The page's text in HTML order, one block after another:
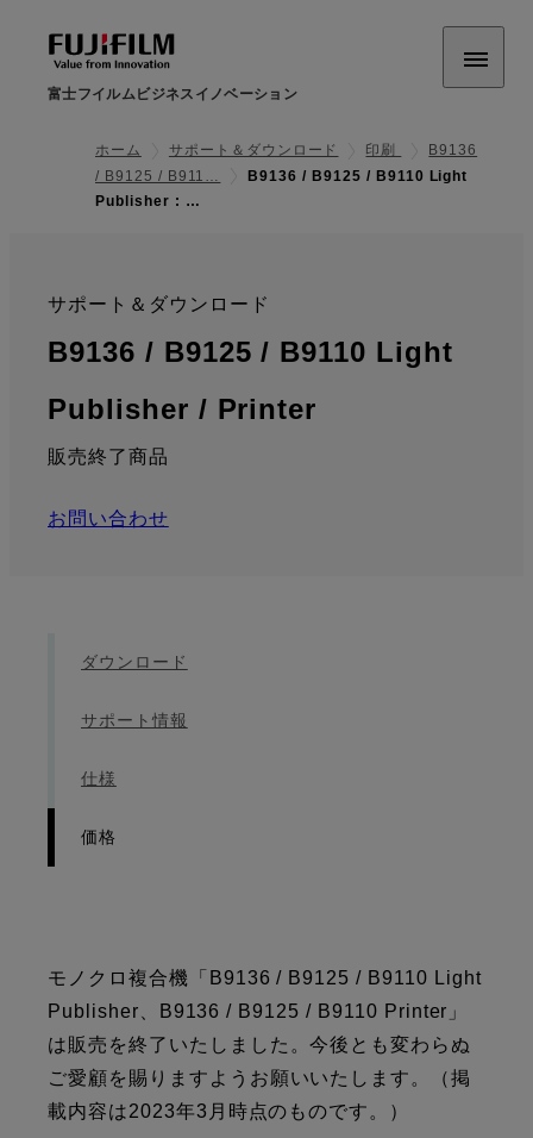
富士フイルムビジネスイノベーション
ホーム サポート＆ダウンロード 印刷
B9136
/ B9125 / B911…
B9136 / B9125 / B9110 Light
Publisher : …
サポート＆ダウンロード
:
B9136 / B9125 / B9110 Light
Publisher / Printer
販売終了商品
お問い合わせ
ダウンロード
サポート情報
仕様
価格
モノクロ複合機「B9136 / B9125 / B9110 Light
Publisher、B9136 / B9125 / B9110 Printer」
は販売を終了いたしました。今後とも変わらぬ
ご愛顧を賜りますようお願いいたします。（掲
載内容は2023年3月時点のものです。）